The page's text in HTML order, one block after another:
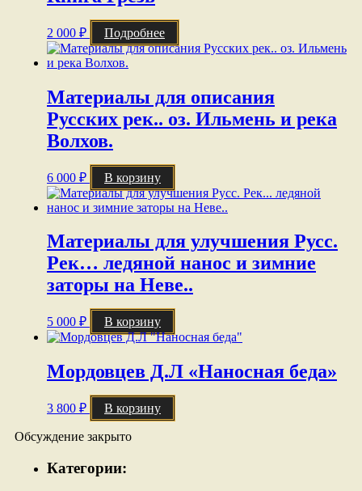
2 000 ₽ Подробнее
Материалы для описания
Русских рек.. оз. Ильмень и река
Волхов.
6 000 ₽ В корзину
Материалы для улучшения Русс.
Рек… ледяной нанос и зимние
заторы на Неве..
5 000 ₽ В корзину
Мордовцев Д.Л «Наносная беда»
3 800 ₽ В корзину
Обсуждение закрыто
Категории: